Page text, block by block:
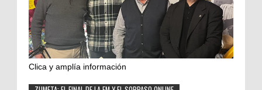
Clica y amplía información